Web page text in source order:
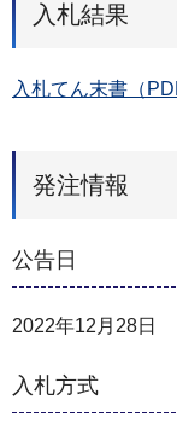
入札結果
入札てん末書（
発注情報
公告日
2022年12月28日
入札方式